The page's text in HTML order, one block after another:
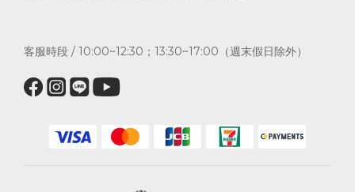
客服時段 / 10:00~12:30；13:30~17:00（週末假日除外）